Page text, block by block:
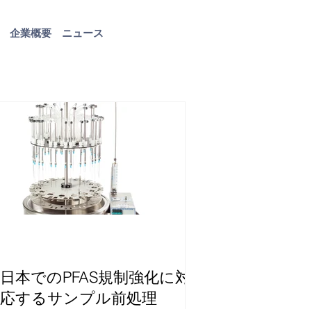
企業概要 ニュース
日本でのPFAS規制強化に対
応するサンプル前処理